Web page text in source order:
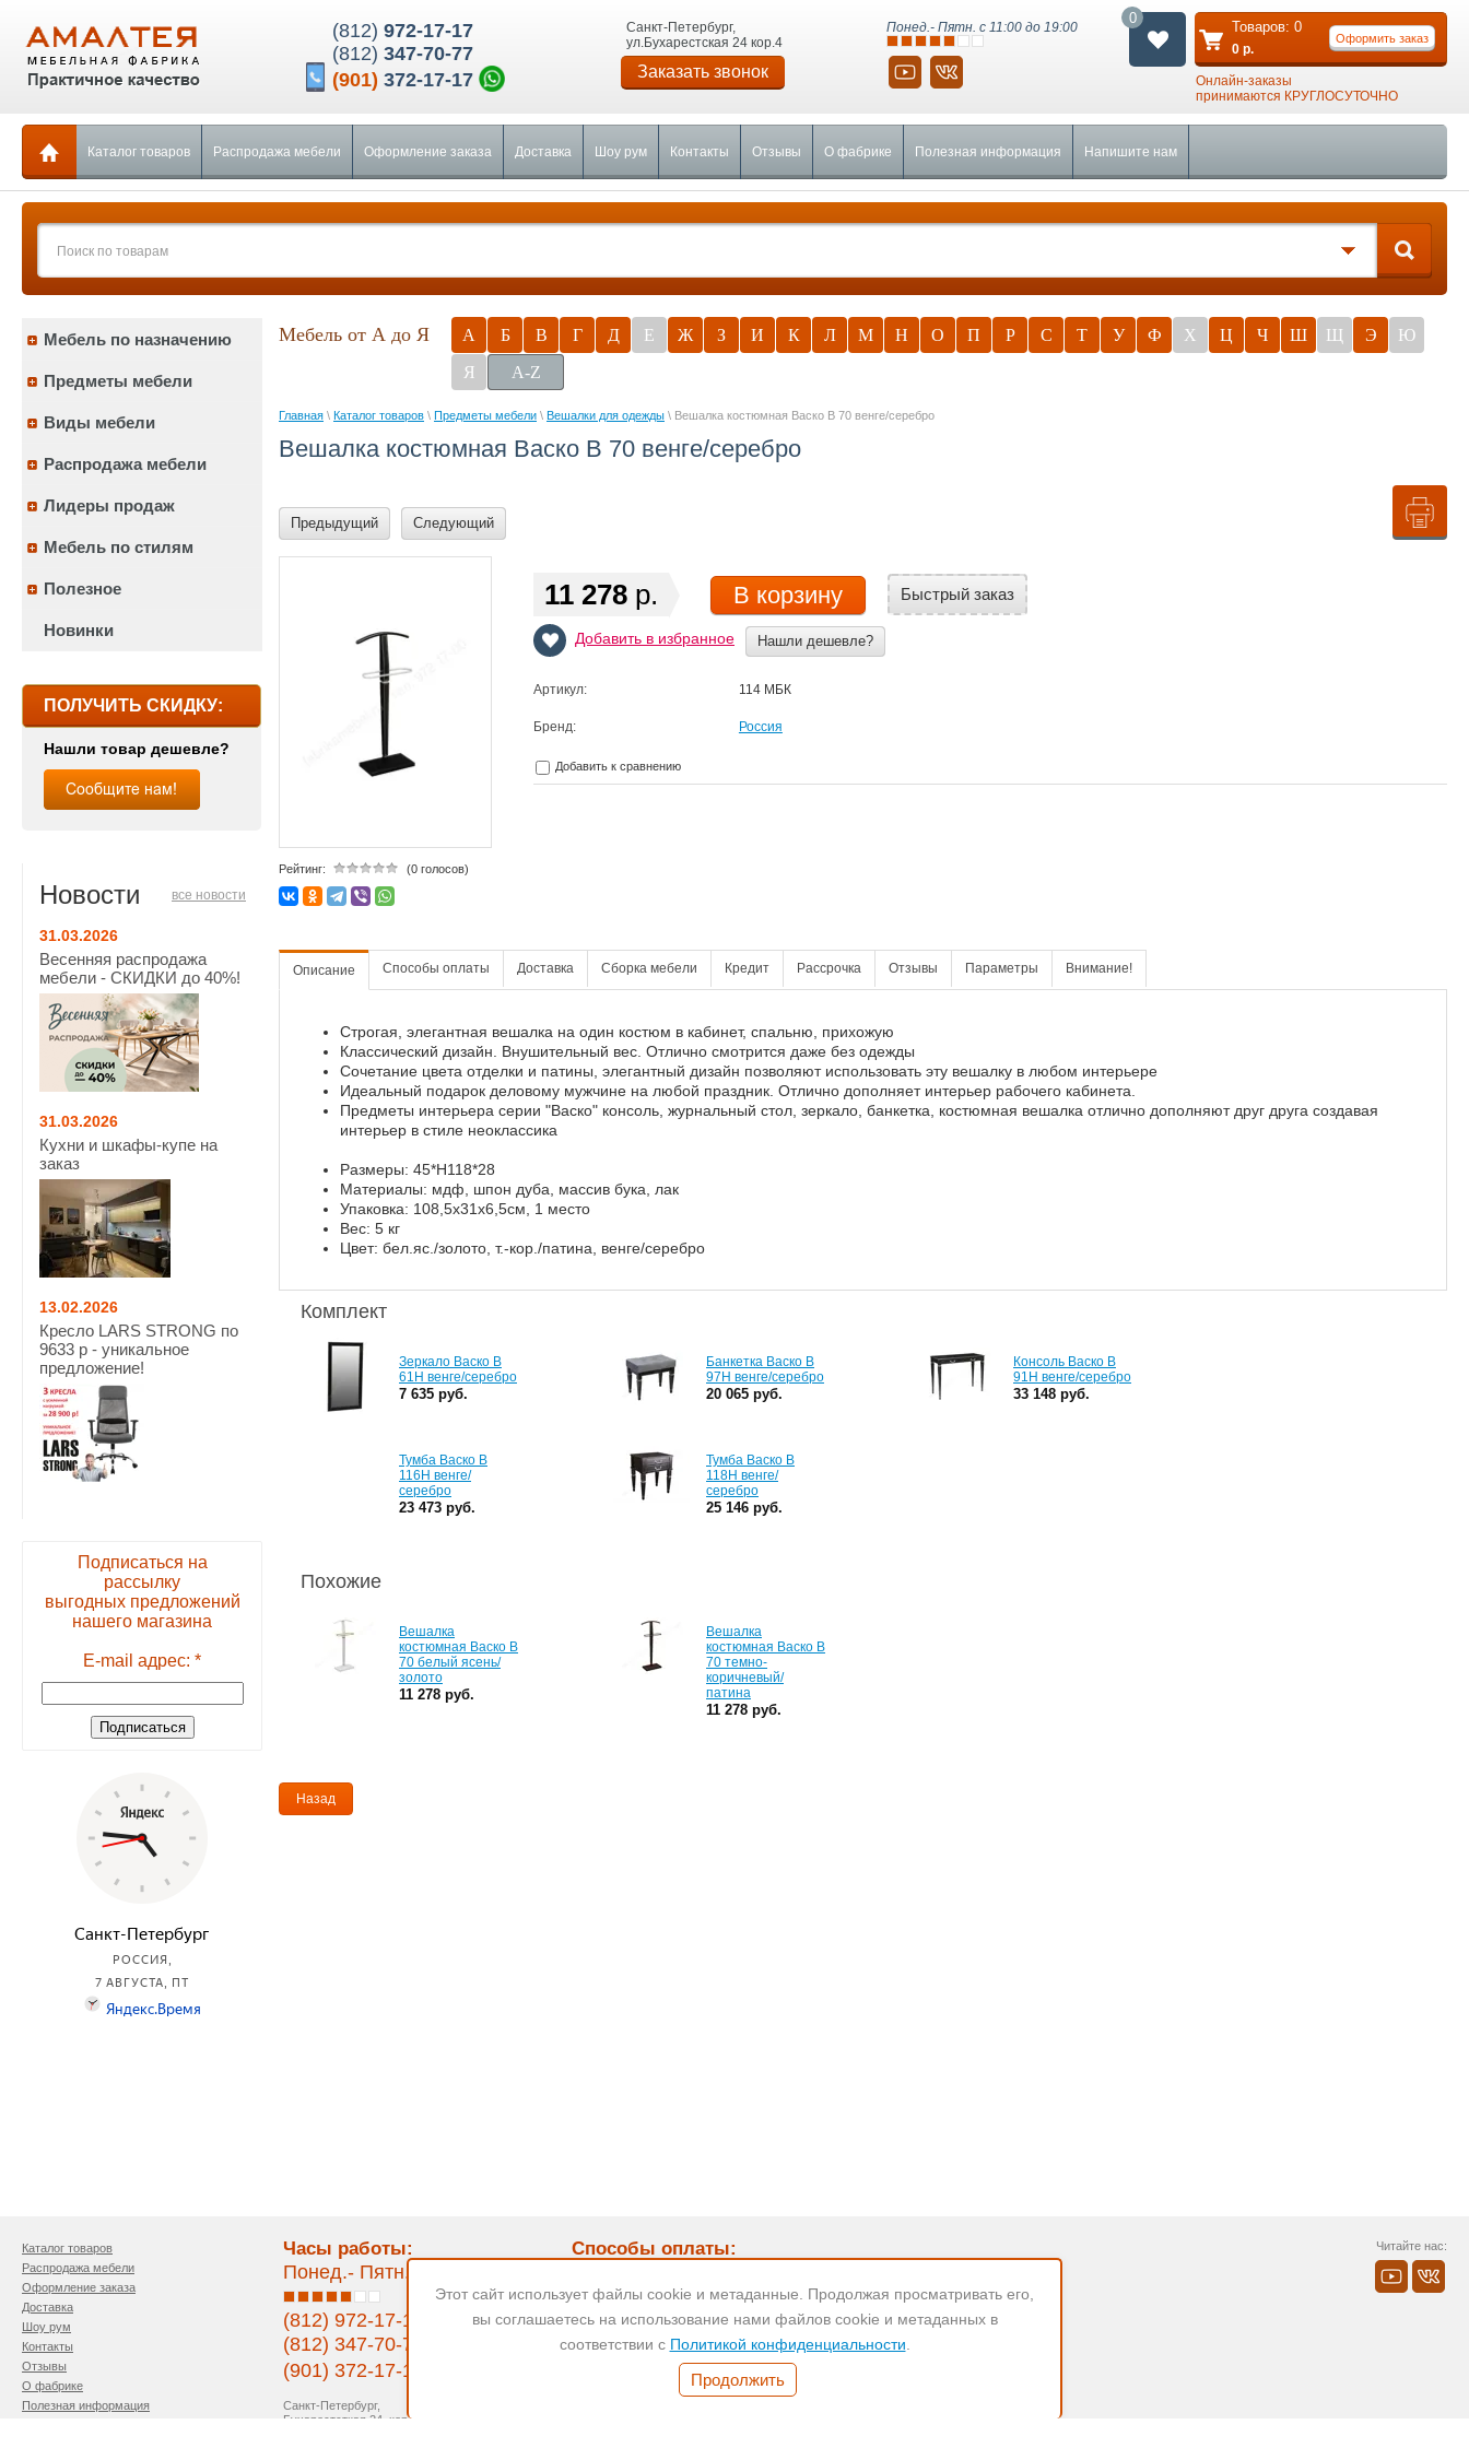
(812) 972-17-17
(812) 347-70-77
(901) 372-17-17
Санкт-Петербург,
ул.Бухарестская 24 кор.4
Заказать звонок
Понед.- Пятн. с 11:00 до 19:00
Онлайн-заказы
принимаются КРУГЛОСУТОЧНО
Оформить заказ
Товаров: 0
0 р.
0
Каталог товаров Распродажа мебели Оформление заказа Доставка Шоу рум Контакты Отзывы О фабрике Полезная информация Напишите нам
Мебель по назначению
Предметы мебели
Виды мебели
Распродажа мебели
Лидеры продаж
Мебель по стилям
Полезное
Новинки
ПОЛУЧИТЬ СКИДКУ:
Нашли товар дешевле?
Новости все новости
31.03.2026
Весенняя распродажа
мебели - СКИДКИ до 40%!
31.03.2026
Кухни и шкафы-купе на
заказ
13.02.2026
Кресло LARS STRONG по
9633 р - уникальное
предложение!
Подписаться на
рассылку
выгодных предложений
нашего магазина
E-mail адрес: *
Мебель от А до Я А Б В Г Д Е Ж З И К Л М Н О П Р С Т У Ф Х Ц Ч Ш Щ Э
Ю
Я
A-Z
Главная \ Каталог товаров \ Предметы мебели \ Вешалки для одежды \ Вешалка костюмная Васко В 70 венге/серебро
Вешалка костюмная Васко В 70 венге/серебро
Предыдущий Следующий
Рейтинг: (0 голосов)
11 278 р. В корзину Быстрый заказ
Добавить в избранное Нашли дешевле?
Артикул: 114 МБК
Бренд: Россия
Добавить к сравнению
Описание Способы оплаты Доставка Сборка мебели Кредит Рассрочка Отзывы Параметры Внимание!
Строгая, элегантная вешалка на один костюм в кабинет, спальню, прихожую
Классический дизайн. Внушительный вес. Отлично смотрится даже без одежды
Сочетание цвета отделки и патины, элегантный дизайн позволяют использовать эту вешалку в любом интерьере
Идеальный подарок деловому мужчине на любой праздник. Отлично дополняет интерьер рабочего кабинета.
Предметы интерьера серии "Васко" консоль, журнальный стол, зеркало, банкетка, костюмная вешалка отлично дополняют друг друга создавая
интерьер в стиле неоклассика
Размеры: 45*Н118*28
Материалы: мдф, шпон дуба, массив бука, лак
Упаковка: 108,5х31х6,5см, 1 место
Вес: 5 кг
Цвет: бел.яс./золото, т.-кор./патина, венге/серебро
Комплект
Зеркало Васко В
61Н венге/серебро
7 635 руб.
Банкетка Васко В
97Н венге/серебро
20 065 руб.
Консоль Васко В
91Н венге/серебро
33 148 руб.
Тумба Васко В
116Н венге/
серебро
23 473 руб.
Тумба Васко В
118Н венге/
серебро
25 146 руб.
Похожие
Вешалка
костюмная Васко В
70 белый ясень/
золото
11 278 руб.
Вешалка
костюмная Васко В
70 темно-
коричневый/
патина
11 278 руб.
Назад
Читайте нас:
Каталог товаров
Распродажа мебели
Оформление заказа
Доставка
Шоу рум
Контакты
Отзывы
О фабрике
Полезная информация
Часы работы:
Понед.- Пятн. 11:00-19:00
(812) 972-17-17
(812) 347-70-77
(901) 372-17-17
Санкт-Петербург,
Бухарестсткая 24, кор.4
Способы оплаты:
Банковский
перевод
Безнал для
юр.лиц
Этот сайт использует файлы cookie и метаданные. Продолжая просматривать его,
вы соглашаетесь на использование нами файлов cookie и метаданных в
соответствии с Политикой конфиденциальности
Продолжить